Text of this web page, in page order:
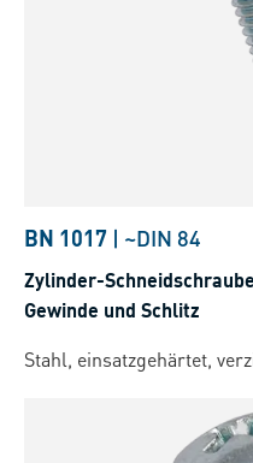
BN 1017 | ~DIN 84
Zylinder-
Gewinde und Schlitz
Stahl, einsatzgehärtet,